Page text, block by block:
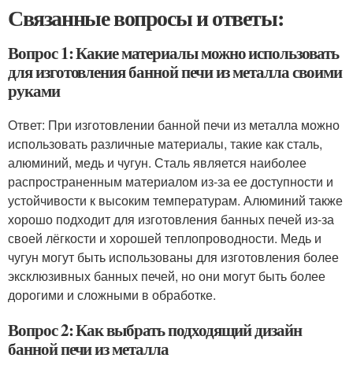
Связанные вопросы и ответы:
Вопрос 1: Какие материалы можно использовать
для изготовления банной печи из металла своими
руками
Ответ: При изготовлении банной печи из металла можно
использовать различные материалы, такие как сталь,
алюминий, медь и чугун. Сталь является наиболее
распространенным материалом из-за ее доступности и
устойчивости к высоким температурам. Алюминий также
хорошо подходит для изготовления банных печей из-за
своей лёгкости и хорошей теплопроводности. Медь и
чугун могут быть использованы для изготовления более
эксклюзивных банных печей, но они могут быть более
дорогими и сложными в обработке.
Вопрос 2: Как выбрать подходящий дизайн
банной печи из металла